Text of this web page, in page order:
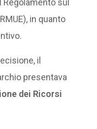
in quanto
il
presentava
dei Ricorsi